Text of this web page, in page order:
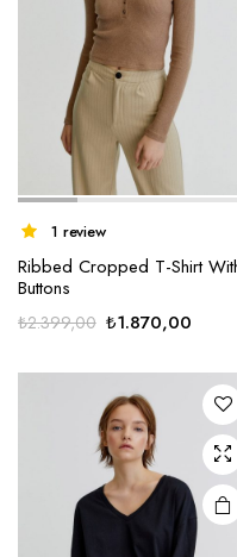
1 review
Ribbed Cropped T-Shirt
Buttons
₺2.399,00 Orijinal
₺2.399,00.
₺1.870,00Şu
fiyat: